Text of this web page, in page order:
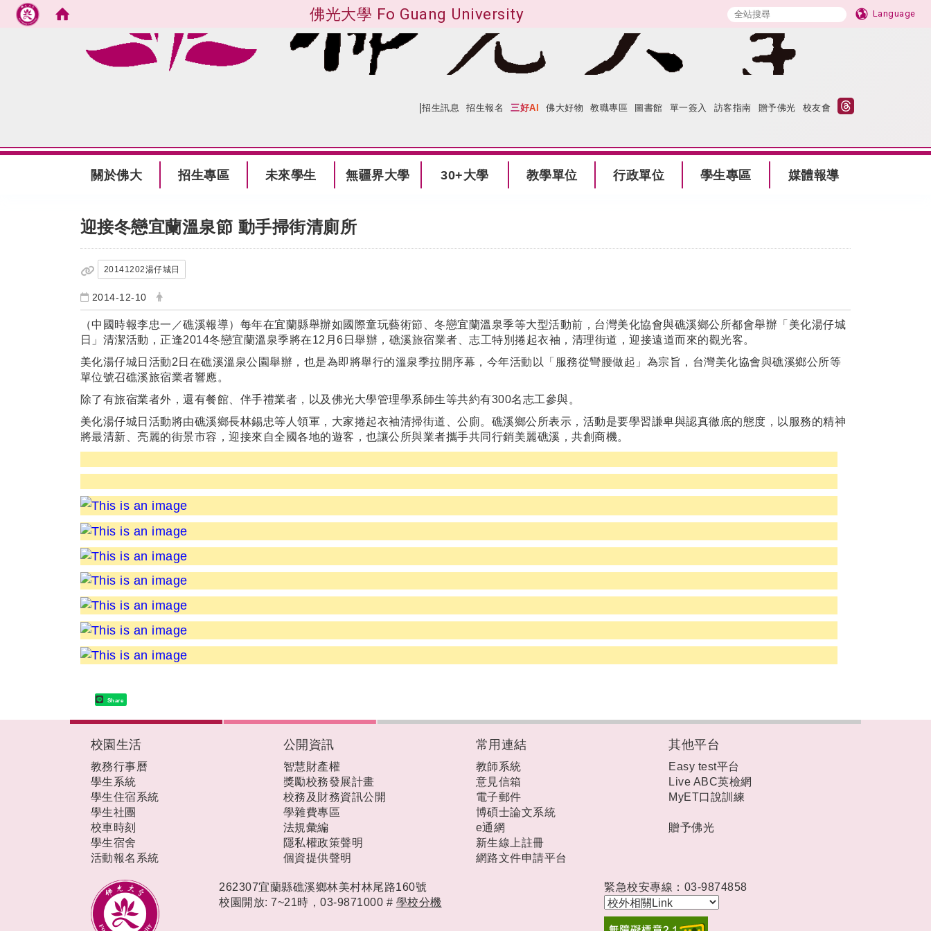
佛光大學 Fo Guang University Language
跳到主要內容
|招生訊息 招生報名 三好AI 佛大好物 教職專區 圖書館 單一簽入 訪客指南 贈予佛光 校友會
關於佛大 招生專區 未來學生 無疆界大學 30+大學 教學單位 行政單位 學生專區 媒體報導
迎接冬戀宜蘭溫泉節 動手掃街清廁所
20141202湯仔城日
2014-12-10
（中國時報李忠一／礁溪報導）每年在宜蘭縣舉辦如國際童玩藝術節、冬戀宜蘭溫泉季等大型活動前，台灣美化協會與礁溪鄉公所都會舉辦「美化湯仔城
日」清潔活動，正逢2014冬戀宜蘭溫泉季將在12月6日舉辦，礁溪旅宿業者、志工特別捲起衣袖，清理街道，迎接遠道而來的觀光客。
美化湯仔城日活動2日在礁溪溫泉公園舉辦，也是為即將舉行的溫泉季拉開序幕，今年活動以「服務從彎腰做起」為宗旨，台灣美化協會與礁溪鄉公所等
單位號召礁溪旅宿業者響應。
除了有旅宿業者外，還有餐館、伴手禮業者，以及佛光大學管理學系師生等共約有300名志工參與。
美化湯仔城日活動將由礁溪鄉長林錫忠等人領軍，大家捲起衣袖清掃街道、公廁。礁溪鄉公所表示，活動是要學習謙卑與認真徹底的態度，以服務的精神
將最清新、亮麗的街景市容，迎接來自全國各地的遊客，也讓公所與業者攜手共同行銷美麗礁溪，共創商機。
Share
校園生活
教務行事曆
學生系統
學生住宿系統
學生社團
校車時刻
學生宿舍
活動報名系統
公開資訊
智慧財產權
獎勵校務發展計畫
校務及財務資訊公開
學雜費專區
法規彙編
隱私權政策聲明
個資提供聲明
常用連結
教師系統
意見信箱
電子郵件
博碩士論文系統
e通網
新生線上註冊
網路文件申請平台
其他平台
Easy test平台
Live ABC英檢網
MyET口說訓練
贈予佛光
262307宜蘭縣礁溪鄉林美村林尾路160號
校園開放: 7~21時，03-9871000 # 學校分機
緊急校安專線：03-9874858